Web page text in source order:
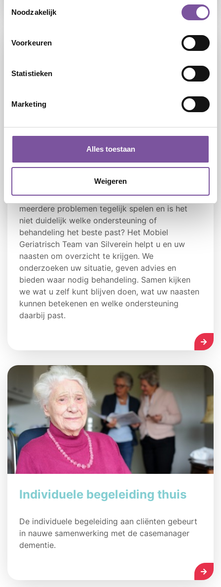
Noodzakelijk
Voorkeuren
Statistieken
Marketing
Alles toestaan
Weigeren
Maakt u zich zorgen over uw geheugen,
gezondheid of veiligheid thuis? Of merkt u dat
meerdere problemen tegelijk spelen en is het
niet duidelijk welke ondersteuning of
behandeling het beste past? Het Mobiel
Geriatrisch Team van Silverein helpt u en uw
naasten om overzicht te krijgen. We
onderzoeken uw situatie, geven advies en
bieden waar nodig behandeling. Samen kijken
we wat u zelf kunt blijven doen, wat uw naasten
kunnen betekenen en welke ondersteuning
daarbij past.
Individuele begeleiding thuis
De individuele begeleiding aan cliënten gebeurt
in nauwe samenwerking met de casemanager
dementie.